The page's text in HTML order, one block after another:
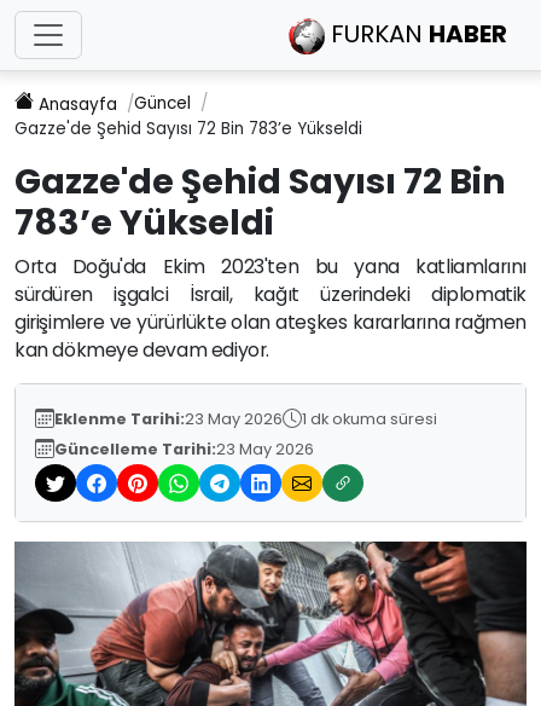
FURKAN HABER
Anasayfa
Güncel
Gazze'de Şehid Sayısı 72 Bin 783’e Yükseldi
Gazze'de Şehid Sayısı 72 Bin
783’e Yükseldi
Orta Doğu'da Ekim 2023'ten bu yana katliamlarını
sürdüren işgalci İsrail, kağıt üzerindeki diplomatik
girişimlere ve yürürlükte olan ateşkes kararlarına rağmen
kan dökmeye devam ediyor.
Eklenme Tarihi:23 May 2026
1 dk okuma süresi
Güncelleme Tarihi:23 May 2026